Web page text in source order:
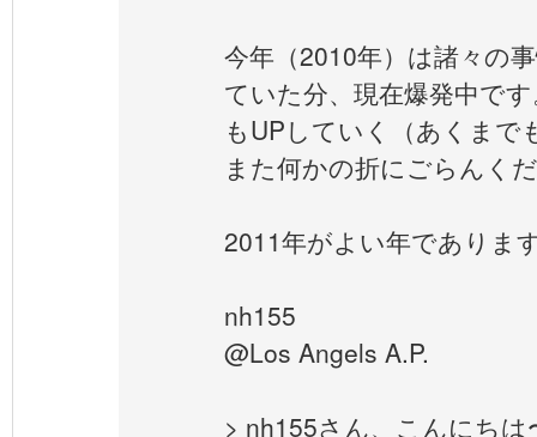
今年（2010年）は諸々の
ていた分、現在爆発中で
もUPしていく（あくまで
また何かの折にごらんく
2011年がよい年でありま
nh155
@Los Angels A.P.
> nh155さん、こんにちは